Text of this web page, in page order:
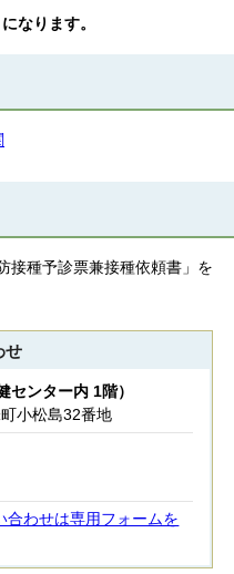
なります。
接種予診票兼接種依頼書」を
せ
ンター内 1階）
小松島32番地
合わせは専用フォームを